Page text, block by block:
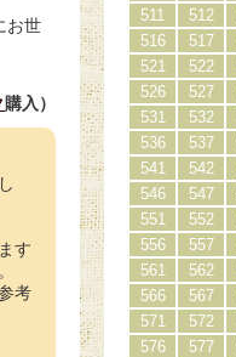
お世
購入）
す
考
511
512
516
517
521
522
526
527
531
532
536
537
541
542
546
547
551
552
556
557
561
562
566
567
571
572
576
577